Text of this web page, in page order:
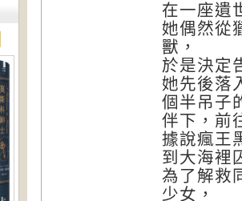
在一座遺
她偶然從
獸，
於是決定
她先後落
個半吊子
伴下，前
據說瘋王
到大海裡
為了解救
少女，